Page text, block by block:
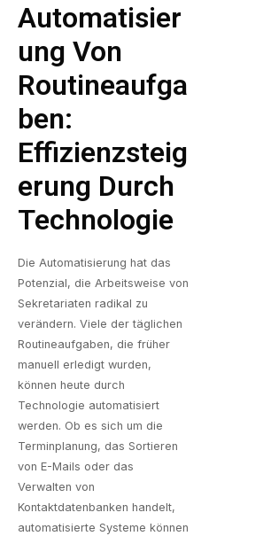
Automatisier
Ung Von
Routineaufga
Ben:
Effizienzsteig
Erung Durch
Technologie
Die Automatisierung hat das
Potenzial, die Arbeitsweise von
Sekretariaten radikal zu
verändern. Viele der täglichen
Routineaufgaben, die früher
manuell erledigt wurden,
können heute durch
Technologie automatisiert
werden. Ob es sich um die
Terminplanung, das Sortieren
von E-Mails oder das
Verwalten von
Kontaktdatenbanken handelt,
automatisierte Systeme können